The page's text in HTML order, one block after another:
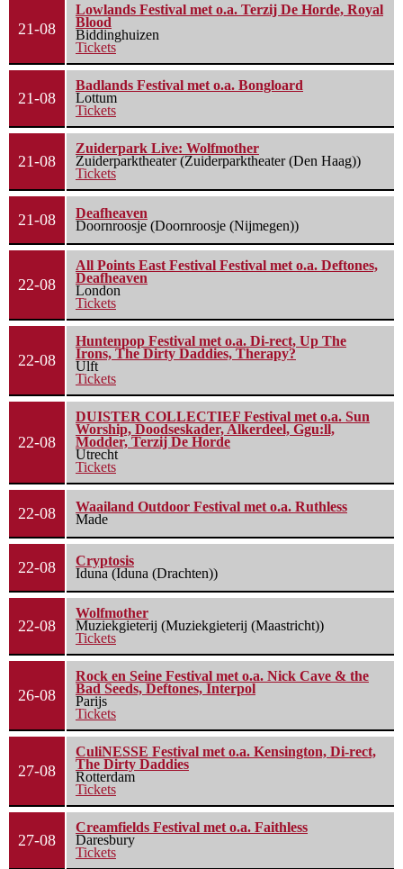
21-08
Lowlands Festival met o.a. Terzij De Horde, Royal
Blood
Biddinghuizen
Tickets
21-08
Badlands Festival met o.a. Bongloard
Lottum
Tickets
21-08
Zuiderpark Live: Wolfmother
Zuiderparktheater (Zuiderparktheater (Den Haag))
Tickets
21-08
Deafheaven
Doornroosje (Doornroosje (Nijmegen))
22-08
All Points East Festival Festival met o.a. Deftones,
Deafheaven
London
Tickets
22-08
Huntenpop Festival met o.a. Di-rect, Up The
Irons, The Dirty Daddies, Therapy?
Ulft
Tickets
22-08
DUISTER COLLECTIEF Festival met o.a. Sun
Worship, Doodseskader, Alkerdeel, Ggu:ll,
Modder, Terzij De Horde
Utrecht
Tickets
22-08
Waailand Outdoor Festival met o.a. Ruthless
Made
22-08
Cryptosis
Iduna (Iduna (Drachten))
22-08
Wolfmother
Muziekgieterij (Muziekgieterij (Maastricht))
Tickets
26-08
Rock en Seine Festival met o.a. Nick Cave & the
Bad Seeds, Deftones, Interpol
Parijs
Tickets
27-08
CuliNESSE Festival met o.a. Kensington, Di-rect,
The Dirty Daddies
Rotterdam
Tickets
27-08
Creamfields Festival met o.a. Faithless
Daresbury
Tickets